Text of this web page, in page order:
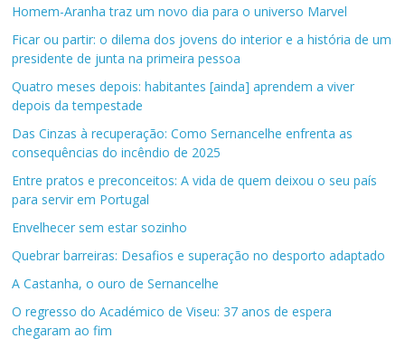
Homem-Aranha traz um novo dia para o universo Marvel
Ficar ou partir: o dilema dos jovens do interior e a história de um
presidente de junta na primeira pessoa
Quatro meses depois: habitantes [ainda] aprendem a viver
depois da tempestade
Das Cinzas à recuperação: Como Sernancelhe enfrenta as
consequências do incêndio de 2025
Entre pratos e preconceitos: A vida de quem deixou o seu país
para servir em Portugal
Envelhecer sem estar sozinho
Quebrar barreiras: Desafios e superação no desporto adaptado
A Castanha, o ouro de Sernancelhe
O regresso do Académico de Viseu: 37 anos de espera
chegaram ao fim